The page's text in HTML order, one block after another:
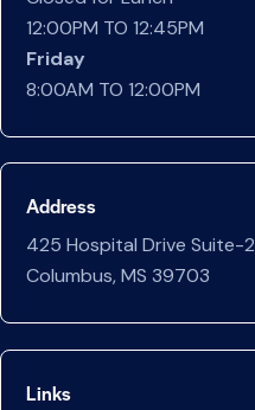
12:00PM TO 12:45PM
Friday
8:00AM TO 12:00PM
Address
425 Hospital Drive Suite-2
Columbus, MS 39703
Links